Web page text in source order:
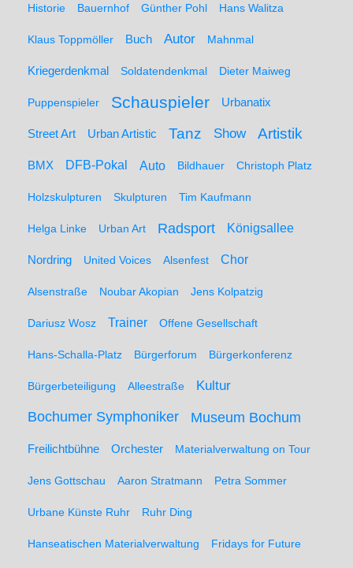
Historie Bauernhof Günther Pohl Hans Walitza
Klaus Toppmöller Buch Autor Mahnmal
Kriegerdenkmal Soldatendenkmal Dieter Maiweg
Puppenspieler Schauspieler Urbanatix
Street Art Urban Artistic Tanz Show Artistik
BMX DFB-Pokal Auto Bildhauer Christoph Platz
Holzskulpturen Skulpturen Tim Kaufmann
Helga Linke Urban Art Radsport Königsallee
Nordring United Voices Alsenfest Chor
Alsenstraße Noubar Akopian Jens Kolpatzig
Dariusz Wosz Trainer Offene Gesellschaft
Hans-Schalla-Platz Bürgerforum Bürgerkonferenz
Bürgerbeteiligung Alleestraße Kultur
Bochumer Symphoniker Museum Bochum
Freilichtbühne Orchester Materialverwaltung on Tour
Jens Gottschau Aaron Stratmann Petra Sommer
Urbane Künste Ruhr Ruhr Ding
Hanseatischen Materialverwaltung Fridays for Future